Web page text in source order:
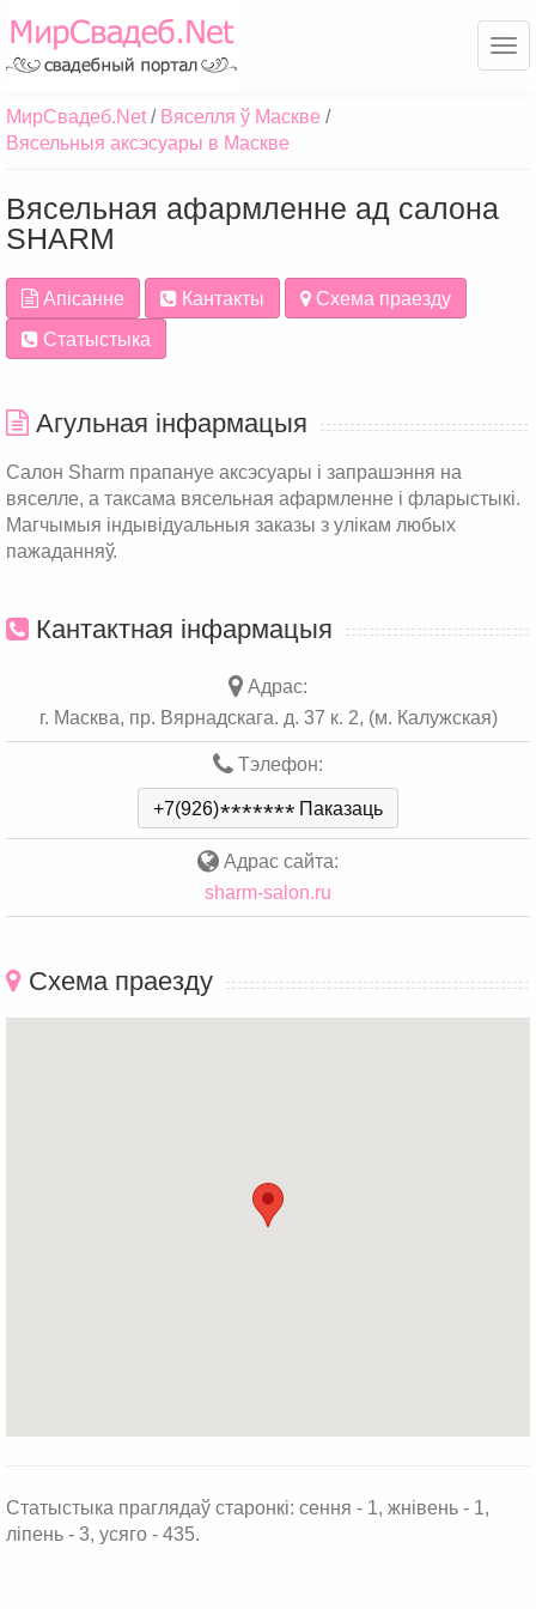
МирСвадеб.Net
Вяселля ў Маскве
Вясельныя аксэсуары в Маскве
Вясельная афармленне ад салона
SHARM
Апісанне Кантакты
Схема праезду
Статыстыка
Агульная інфармацыя
Салон Sharm прапануе аксэсуары і запрашэння на
вяселле, а таксама вясельная афармленне і фларыстыкі.
Магчымыя індывідуальныя заказы з улікам любых
пажаданняў.
Кантактная інфармацыя
Адрас:
г. Масква, пр. Вярнадскага. д. 37 к. 2, (м. Калужская)
Тэлефон:
+7(926)******* Паказаць
Адрас сайта:
sharm-salon.ru
Схема праезду
Статыстыка праглядаў старонкі: сення - 1, жнівень - 1,
ліпень - 3, усяго - 435.